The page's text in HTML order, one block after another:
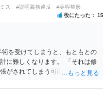
ス #説明義務違反 #美容整形
役にたった 15
を受けてしまうと、もともとの
に難しくなります。 「それは修
がされてしまう可能性があるか
術を受けるまえに弁護士に相談